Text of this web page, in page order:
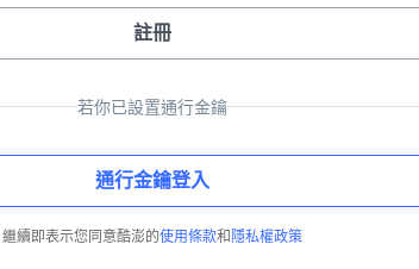
註冊
若你已設置通行金鑰
通行金鑰登入
繼續即表示您同意酷澎的使用條款和 隱私權政策